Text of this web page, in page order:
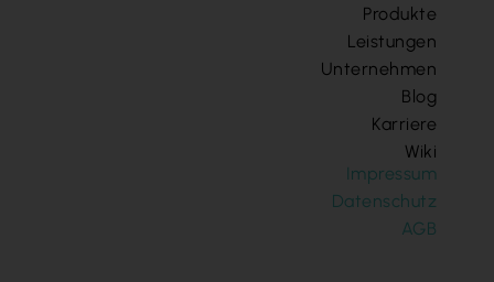
Produkte
Leistungen
Unternehmen
Blog
Karriere
Wiki
Impressum
Datenschutz
AGB